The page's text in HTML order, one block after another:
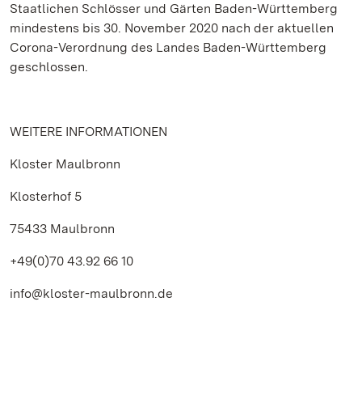
Staatlichen Schlösser und Gärten Baden-Württemberg
mindestens bis 30. November 2020 nach der aktuellen
Corona-Verordnung des Landes Baden-Württemberg
geschlossen.
WEITERE INFORMATIONEN
Kloster Maulbronn
Klosterhof 5
75433 Maulbronn
+49(0)70 43.92 66 10
info@kloster-maulbronn.de